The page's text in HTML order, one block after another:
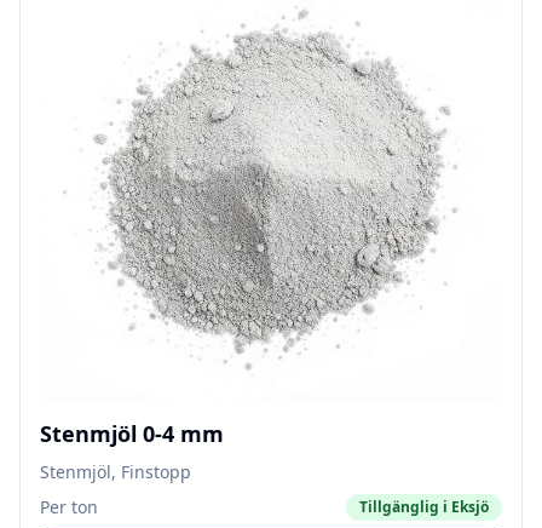
Stenmjöl 0-4 mm
Stenmjöl, Finstopp
Per ton
Tillgänglig i Eksjö